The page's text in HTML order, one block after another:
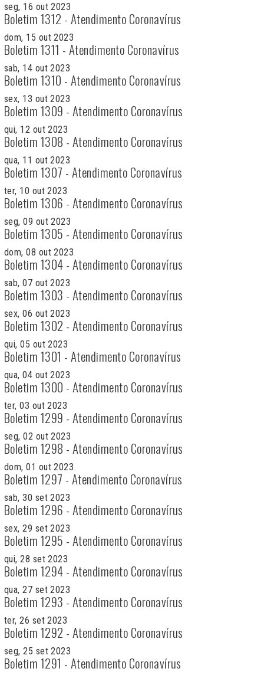
seg, 16 out 2023
Boletim 1312 - Atendimento Coronavírus
dom, 15 out 2023
Boletim 1311 - Atendimento Coronavírus
sab, 14 out 2023
Boletim 1310 - Atendimento Coronavírus
sex, 13 out 2023
Boletim 1309 - Atendimento Coronavírus
qui, 12 out 2023
Boletim 1308 - Atendimento Coronavírus
qua, 11 out 2023
Boletim 1307 - Atendimento Coronavírus
ter, 10 out 2023
Boletim 1306 - Atendimento Coronavírus
seg, 09 out 2023
Boletim 1305 - Atendimento Coronavírus
dom, 08 out 2023
Boletim 1304 - Atendimento Coronavírus
sab, 07 out 2023
Boletim 1303 - Atendimento Coronavírus
sex, 06 out 2023
Boletim 1302 - Atendimento Coronavírus
qui, 05 out 2023
Boletim 1301 - Atendimento Coronavírus
qua, 04 out 2023
Boletim 1300 - Atendimento Coronavírus
ter, 03 out 2023
Boletim 1299 - Atendimento Coronavírus
seg, 02 out 2023
Boletim 1298 - Atendimento Coronavírus
dom, 01 out 2023
Boletim 1297 - Atendimento Coronavírus
sab, 30 set 2023
Boletim 1296 - Atendimento Coronavírus
sex, 29 set 2023
Boletim 1295 - Atendimento Coronavírus
qui, 28 set 2023
Boletim 1294 - Atendimento Coronavírus
qua, 27 set 2023
Boletim 1293 - Atendimento Coronavírus
ter, 26 set 2023
Boletim 1292 - Atendimento Coronavírus
seg, 25 set 2023
Boletim 1291 - Atendimento Coronavírus